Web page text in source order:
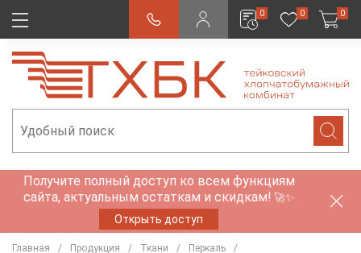
0 0 0
Получите полный доступ ко всем функциям
сайта, актуальным остаткам и скидкам! 🚀✨
Открыть доступ
Главная Продукция Ткани
Перкаль